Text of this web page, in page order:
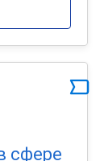
сфере